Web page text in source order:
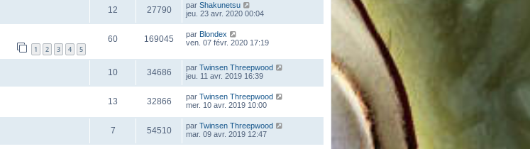
12 27790 par Shakunetsu
jeu. 23 avr. 2020 00:04
1 2 3 4 5
60 169045 par Blondex
ven. 07 févr. 2020 17:19
10 34686 par Twinsen Threepwood
jeu. 11 avr. 2019 16:39
13 32866 par Twinsen Threepwood
mer. 10 avr. 2019 10:00
7 54510 par Twinsen Threepwood
mar. 09 avr. 2019 12:47